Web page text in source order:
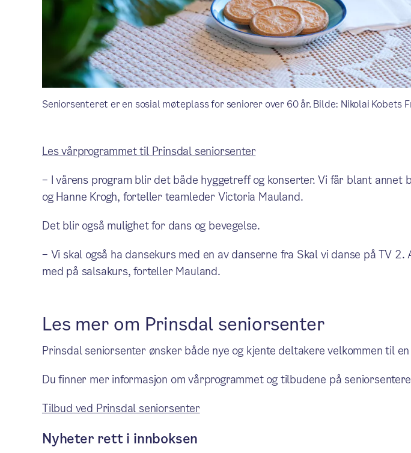
Seniorsenteret er en sosial møteplass for seniorer over 60 år. Bilde: Nikolai Kobets
Les vårprogrammet til Prinsdal seniorsenter
– I vårens program blir det både hyggetreff og konserter. Vi får blant annet
og Hanne Krogh, forteller teamleder Victoria Mauland.
Det blir også mulighet for dans og bevegelse.
– Vi skal også ha dansekurs med en av danserne fra Skal vi danse på TV
med på salsakurs, forteller Mauland.
Les mer om Prinsdal seniorsenter
Prinsdal seniorsenter ønsker både nye og kjente deltakere velkommen til
Du finner mer informasjon om vårprogrammet og tilbudene på
Tilbud ved Prinsdal seniorsenter
Nyheter rett i innboksen